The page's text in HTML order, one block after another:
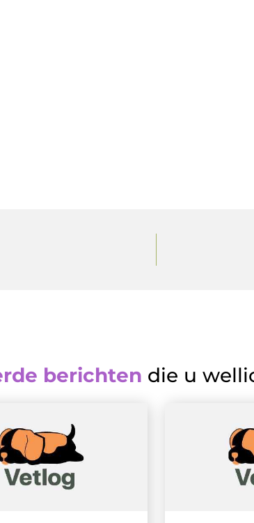
berichten die u